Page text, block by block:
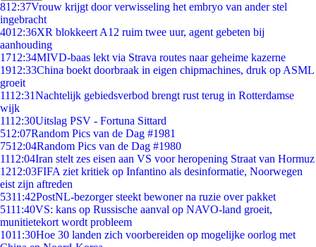
812:37Vrouw krijgt door verwisseling het embryo van ander stel
ingebracht
4012:36XR blokkeert A12 ruim twee uur, agent gebeten bij
aanhouding
1712:34MIVD-baas lekt via Strava routes naar geheime kazerne
1912:33China boekt doorbraak in eigen chipmachines, druk op ASML
groeit
1112:31Nachtelijk gebiedsverbod brengt rust terug in Rotterdamse
wijk
1112:30Uitslag PSV - Fortuna Sittard
512:07Random Pics van de Dag #1981
7512:04Random Pics van de Dag #1980
1112:04Iran stelt zes eisen aan VS voor heropening Straat van Hormuz
1212:03FIFA ziet kritiek op Infantino als desinformatie, Noorwegen
eist zijn aftreden
5311:42PostNL-bezorger steekt bewoner na ruzie over pakket
5111:40VS: kans op Russische aanval op NAVO-land groeit,
munitietekort wordt probleem
1011:30Hoe 30 landen zich voorbereiden op mogelijke oorlog met